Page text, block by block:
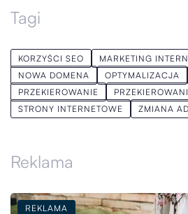
Tagi
KORZYŚCI SEO
MARKETING
NOWA DOMENA
OPTYMALIZACJA
PRZEKIEROWANIE
STRONY INTERNETOWE
ZMIANA
Reklama
REKLAMA